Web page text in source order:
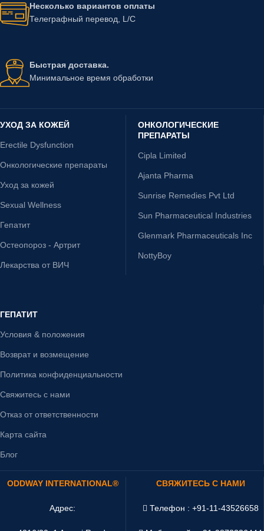
Несколько вариантов оплаты
Телеграфный перевод, L/C
Быстрая доставка.
Минимальное время обработки
УХОД ЗА КОЖЕЙ
Erectile Dysfunction
Онкологические препараты
Уход за кожей
Sexual Wellness
Гепатит
Остеопороз - Артрит
Лекарства от ВИЧ
ОНКОЛОГИЧЕСКИЕ
ПРЕПАРАТЫ
Cipla Limited
Ajanta Pharma
Sunrise Remedies Pvt Ltd
Sun Pharmaceutical Industries
Glenmark Pharmaceuticals Inc
NottyBoy
ГЕПАТИТ
Условия & положения
Возврат и возмещение
Политика конфиденциальности
Свяжитесь с нами
Отказ от ответственности
Карта сайта
Блог
ODDWAY INTERNATIONAL®
Адрес:
СВЯЖИТЕСЬ С НАМИ
Телефон : +91-11-43526658